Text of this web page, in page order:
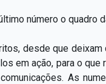
número o quadro
desde que
em ação, para o
As